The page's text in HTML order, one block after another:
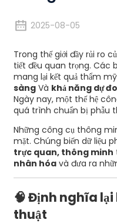
2025-08-05
Trong thế giới đầy rủi ro
tiết đều quan trọng. Các
mang lại kết quả thẩm
sàngVà khả năng dự
Ngày nay, một thế hệ
quá trình chuẩn bị phẫu
Những công cụ thông
mặt. Chúng biến dữ liệu
trực quan, thông minh
nhân hóavà đưa ra
🧠 Định nghĩa lại
thuật